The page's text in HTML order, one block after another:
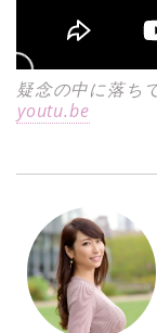
疑念の中に落ち
youtu.be